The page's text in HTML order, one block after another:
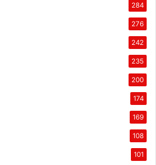
284
276
242
235
200
174
169
108
101